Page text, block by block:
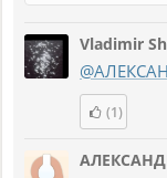
Vladimir
(1)